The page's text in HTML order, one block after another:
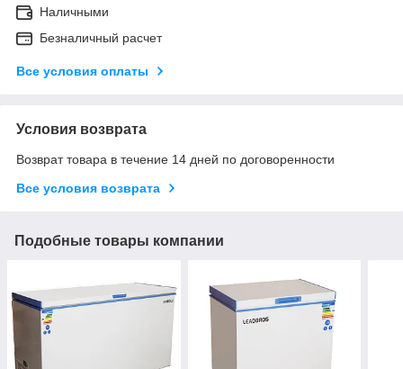
Наличными
Безналичный расчет
Все условия оплаты
Условия возврата
Возврат товара в течение 14 дней по договоренности
Все условия возврата
Подобные товары компании